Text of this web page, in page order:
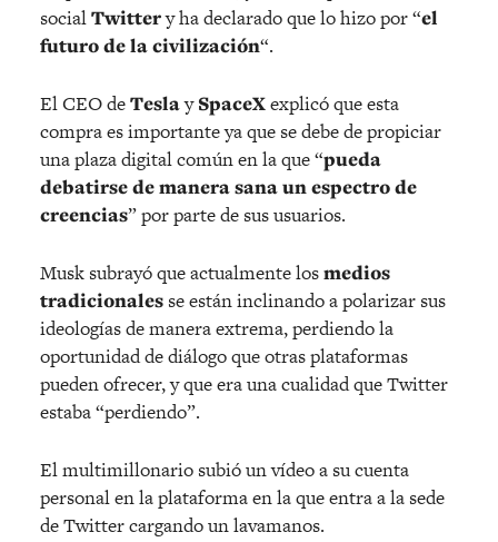
socialTwittery ha declarado que lo hizo por “el
futuro de la civilización“.
El CEO deTeslaySpaceXexplicó que esta
compra es importante ya que se debe de propiciar
una plaza digital común en la que “pueda
debatirse de manera sana un espectro de
creencias” por parte de sus usuarios.
Musk subrayó que actualmente losmedios
tradicionalesse están inclinando a polarizar sus
ideologías de manera extrema, perdiendo la
oportunidad de diálogo que otras plataformas
pueden ofrecer, y que era una cualidad que Twitter
estaba “perdiendo”.
El multimillonario subió un vídeo a su cuenta
personal en la plataforma en la que entra a la sede
de Twitter cargando un lavamanos.